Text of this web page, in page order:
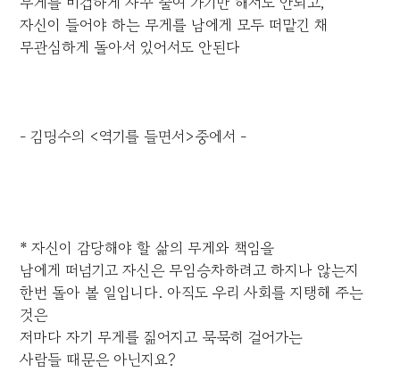
자신이 들어야 하는 무게를 남에게 모두 떠맡긴 채
무관심하게 돌아서 있어서도 안된다
- 김명수의 <역기를 들면서>중에서 -
* 자신이 감당해야 할 삶의 무게와 책임을
남에게 떠넘기고 자신은 무임승차하려고 하지나 않는지
한번 돌아 볼 일입니다. 아직도 우리 사회를 지탱해 주는
것은
저마다 자기 무게를 짊어지고 묵묵히 걸어가는
사람들 때문은 아닌지요?